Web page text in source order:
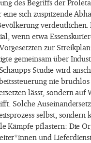
des Begriffs der
sich zuspitzende
verdeutlichen.
wenn etwa
zur
gemeinsam über
Studie wird
nie
lässt, sondern auf
Solche
selbst, sondern
Kämpfe pflastern: Die
und